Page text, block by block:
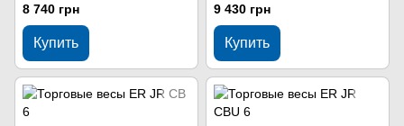
8 740 грн
Купить
9 430 грн
Купить